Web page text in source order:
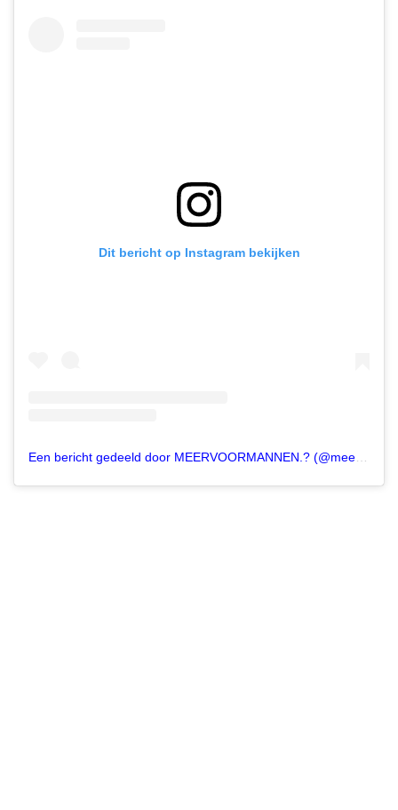
Dit bericht op Instagram bekijken
Een bericht gedeeld door MEERVOORMANNEN.? (@meervoormannen)